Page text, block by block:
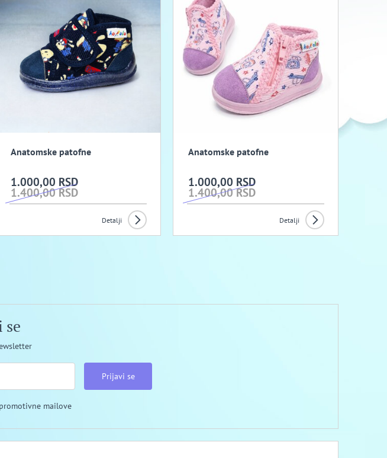
Anatomske patofne
1.000,00 RSD
1.400,00 RSD
Detalji
Anatomske patofne
1.000,00 RSD
1.400,00 RSD
Detalji
se
Prijavi se
mailove